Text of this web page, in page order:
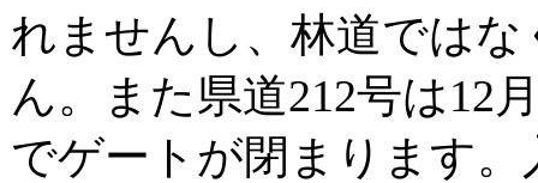
れませんし、林道では
ん。また県道212号は12
でゲートが閉まります